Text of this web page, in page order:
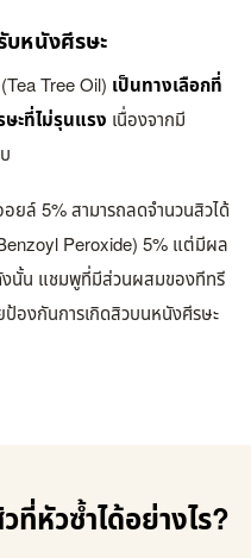
หนังศีรษะ
Tree Oil) เป็นทางเลือกที่
ะที่ไม่รุนแรง เนื่องจากมี
ยล์ 5% สามารถลดจำนวนสิวได้
Peroxide) 5% แต่มีผล
งนั้น แชมพูที่มีส่วนผสมของทีทรี
ป้องกันการเกิดสิวบนหนังศีรษะ
ที่หัวซ้ำได้อย่างไร?